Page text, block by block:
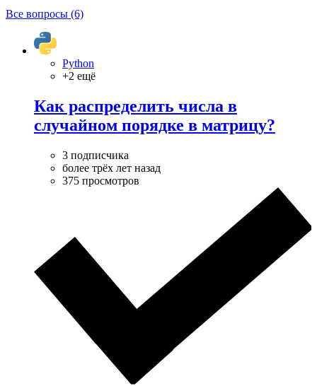
Все вопросы (6)
Python
+2 ещё
Как распределить числа в
случайном порядке в матрицу?
3 подписчика
более трёх лет назад
375 просмотров